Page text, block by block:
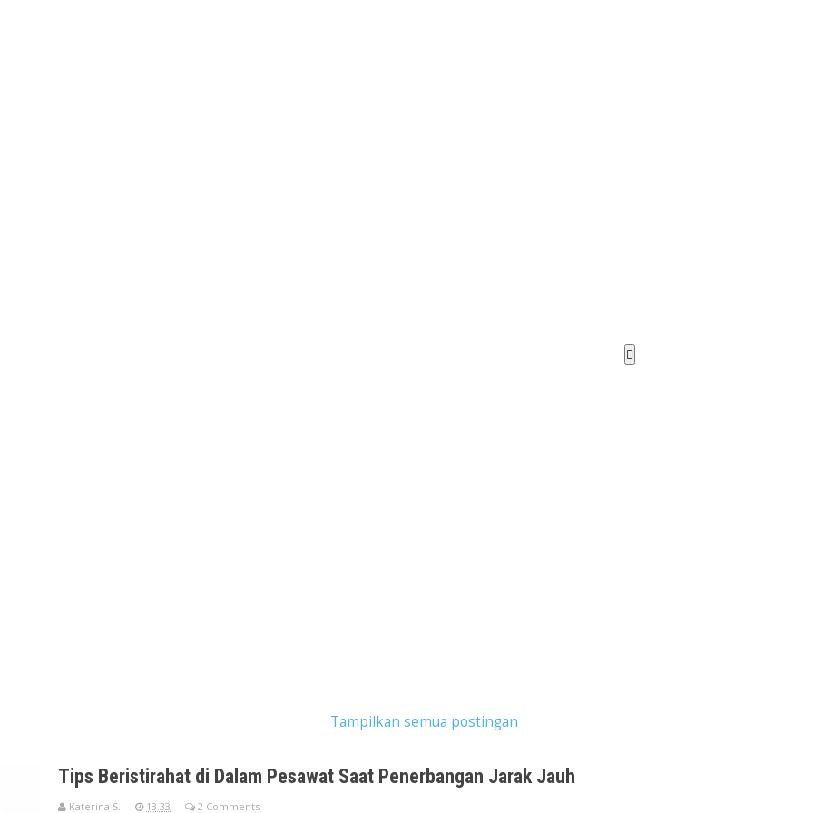
Tampilkan semua postingan
Tips Beristirahat di Dalam Pesawat Saat Penerbangan Jarak Jauh
Katerina S. 13.33 2 Comments